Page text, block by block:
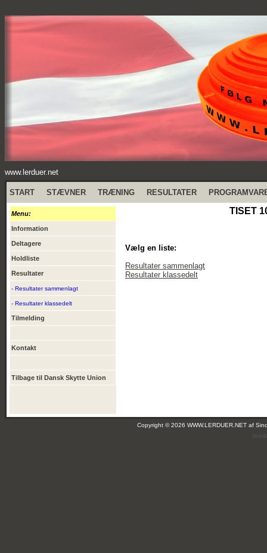
www.lerduer.net
START STÆVNER TRÆNING RESULTATER
Menu:
Information
Deltagere
Holdliste
Resultater
- Resultater sammenlagt
- Resultater klassedelt
Tilmelding
Kontakt
Tilbage til Dansk Skytte Union
TISET
Vælg en liste:
Resultater sammenlagt
Resultater klassedelt
Copyright © 2026 WWW.LERDUER.NET af